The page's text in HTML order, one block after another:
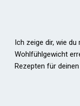
Ich zeige dir, wie
Wohlfühlgewicht
Rezepten für